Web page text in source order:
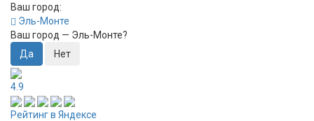
Ваш город:
Эль-Монте
Ваш город — Эль-Монте?
4.9
Рейтинг в Яндексе